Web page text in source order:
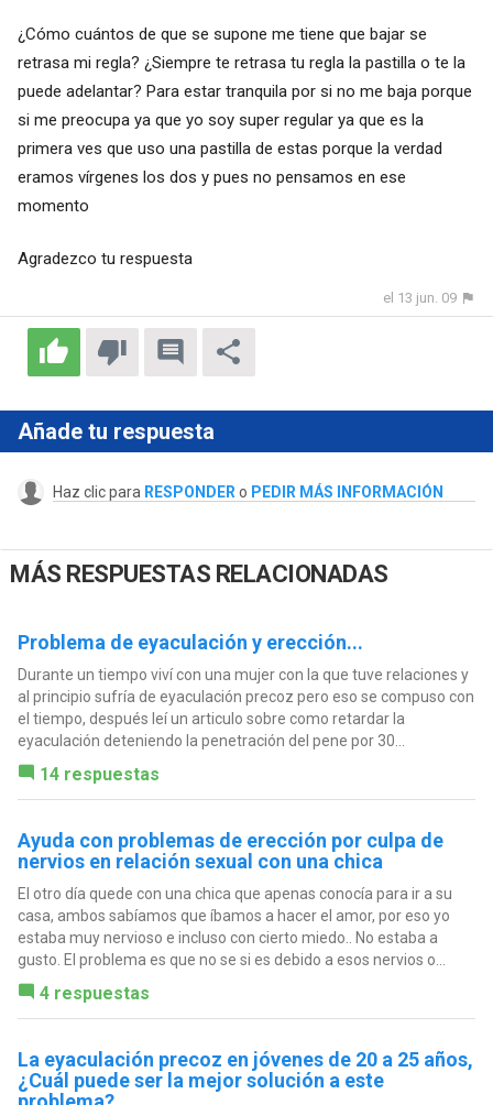
¿Cómo cuántos de que se supone me tiene que bajar se
retrasa mi regla? ¿Siempre te retrasa tu regla la pastilla o te la
puede adelantar? Para estar tranquila por si no me baja porque
si me preocupa ya que yo soy super regular ya que es la
primera ves que uso una pastilla de estas porque la verdad
eramos vírgenes los dos y pues no pensamos en ese
momento
Agradezco tu respuesta
el 13 jun. 09
Añade tu respuesta
Haz clic para RESPONDER o PEDIR MÁS INFORMACIÓN
MÁS RESPUESTAS RELACIONADAS
Problema de eyaculación y erección...
Durante un tiempo viví con una mujer con la que tuve relaciones y
al principio sufría de eyaculación precoz pero eso se compuso con
el tiempo, después leí un articulo sobre como retardar la
eyaculación deteniendo la penetración del pene por 30...
14 respuestas
Ayuda con problemas de erección por culpa de
nervios en relación sexual con una chica
El otro día quede con una chica que apenas conocía para ir a su
casa, ambos sabíamos que íbamos a hacer el amor, por eso yo
estaba muy nervioso e incluso con cierto miedo.. No estaba a
gusto. El problema es que no se si es debido a esos nervios o...
4 respuestas
La eyaculación precoz en jóvenes de 20 a 25 años,
¿Cuál puede ser la mejor solución a este